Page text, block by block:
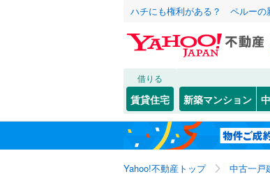
ハチにも権利がある？ ペルーの
借りる
賃貸住宅 新築マンション
Yahoo!不動産トップ 中古一戸
北海道
東北
関東
東京23区
JR
(
こだわり条件 リ
設備